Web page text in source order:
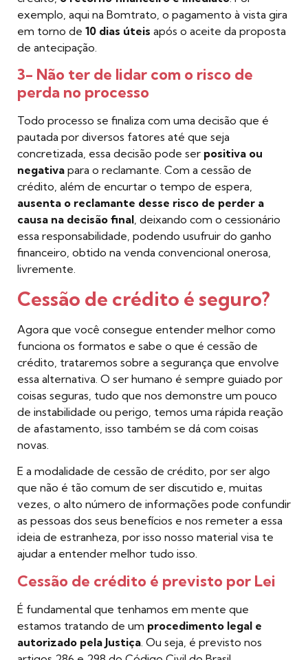
exemplo, aqui na Bomtrato, o pagamento à vista gira
em torno de 10 dias úteis após o aceite da proposta
de antecipação.
3- Não ter de lidar com o risco de
perda no processo
Todo processo se finaliza com uma decisão que é
pautada por diversos fatores até que seja
concretizada, essa decisão pode ser positiva ou
negativa para o reclamante. Com a cessão de
crédito, além de encurtar o tempo de espera,
ausenta o reclamante desse risco de perder a
causa na decisão final, deixando com o cessionário
essa responsabilidade, podendo usufruir do ganho
financeiro, obtido na venda convencional onerosa,
livremente.
Cessão de crédito é seguro?
Agora que você consegue entender melhor como
funciona os formatos e sabe o que é cessão de
crédito, trataremos sobre a segurança que envolve
essa alternativa. O ser humano é sempre guiado por
coisas seguras, tudo que nos demonstre um pouco
de instabilidade ou perigo, temos uma rápida reação
de afastamento, isso também se dá com coisas
novas.
E a modalidade de cessão de crédito, por ser algo
que não é tão comum de ser discutido e, muitas
vezes, o alto número de informações pode confundir
as pessoas dos seus benefícios e nos remeter a essa
ideia de estranheza, por isso nosso material visa te
ajudar a entender melhor tudo isso.
Cessão de crédito é previsto por Lei
É fundamental que tenhamos em mente que
estamos tratando de um procedimento legal e
autorizado pela Justiça . Ou seja, é previsto nos